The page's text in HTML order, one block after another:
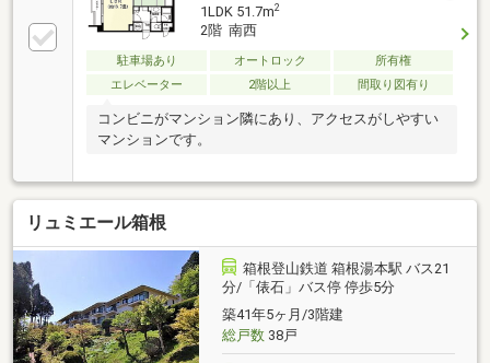
1LDK 51.7m2
2階 南西
駐車場あり オートロック
所有権
エレベーター
2階以上 間取り図有り
コンビニがマンション隣にあり、アクセスがしやすい
マンションです。
リュミエール箱根
箱根登山鉄道 箱根湯本駅 バス21
分/「俵石」バス停 停歩5分
築41年5ヶ月/3階建
総戸数38戸